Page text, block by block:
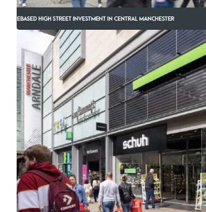
destination and one of the largest
populations of any city in Europe.
Consistently one of the best PMA
of the 200 Promis Centres, based
population and 2nd on the PMA
Property is located in a 100%
on the pedestrianised Market
Arndale Centre.
6,605 sq ft store arranged over
floors.
Let to the undoubted covenant
over 4 years remaining on the lease.
Passing rent of £415,000 per annum